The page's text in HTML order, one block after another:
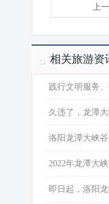
上
相关旅游资
·践行文明服务
·久违了，龙潭
·洛阳龙潭大峡
·2022年龙潭大
·即日起，洛阳